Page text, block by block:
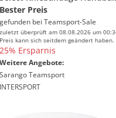
Bester Preis
gefunden bei Teamsport-Sale
zuletzt überprüft am 08.08.2026 um
Preis kann sich seitdem geändert haben.
25% Ersparnis
Weitere Angebote:
Sarango Teamsport
INTERSPORT